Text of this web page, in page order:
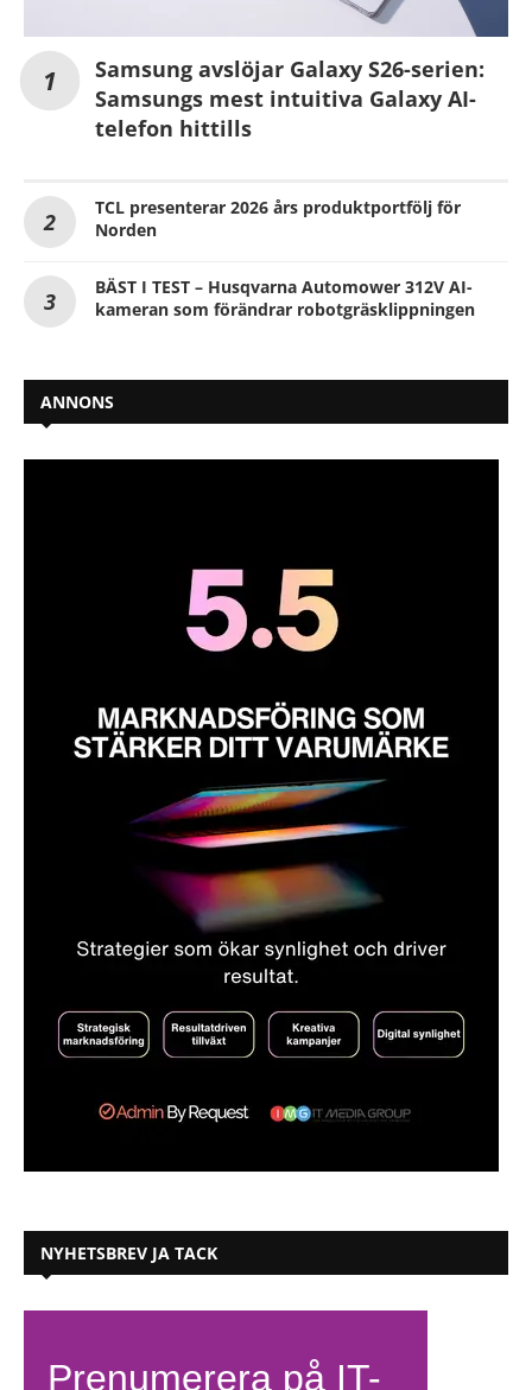
Samsung avslöjar Galaxy S26-serien:
Samsungs mest intuitiva Galaxy AI-
telefon hittills
TCL presenterar 2026 års produktportfölj för
Norden
BÄST I TEST – Husqvarna Automower 312V AI-
kameran som förändrar robotgräsklippningen
ANNONS
NYHETSBREV JA TACK